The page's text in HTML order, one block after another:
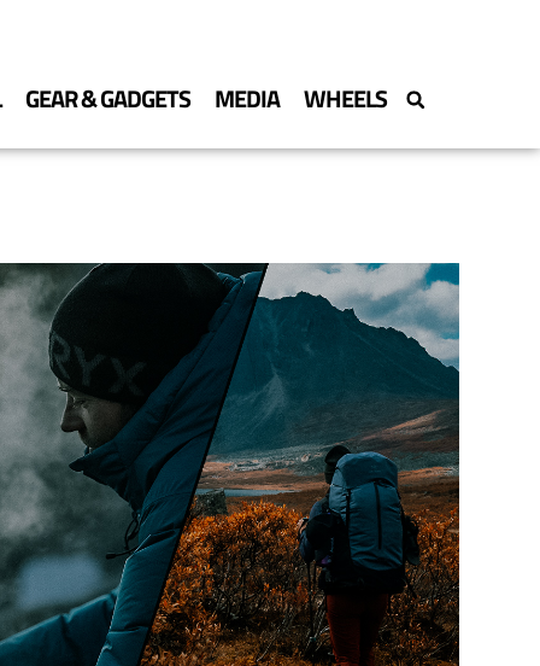
GEAR & GADGETS MEDIA WHEELS